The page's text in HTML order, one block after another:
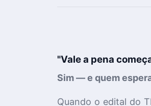
"Vale a pena
Sim — e quem
Quando o edital do